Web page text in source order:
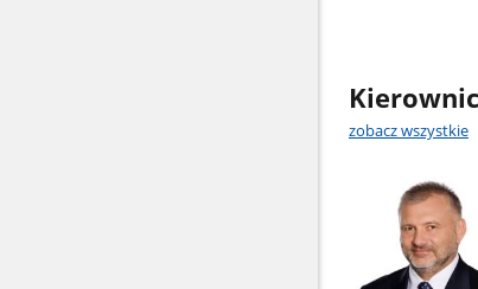
zobacz wszystkie